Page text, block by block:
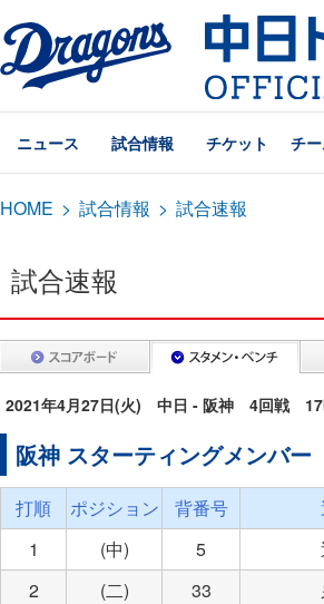
ニュース 試合情報 チケット チ
HOME > 試合情報 > 試合速報
試合速報
2021年4月27日(火) 中日 - 阪神 4回戦 17
阪神 スターティングメンバー
打順 ポジション 背番号
1
(中) 5
2
(二) 33